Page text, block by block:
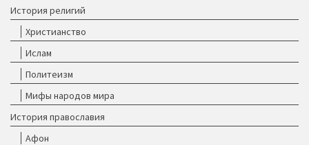
История религий
Христианство
Ислам
Политеизм
Мифы народов мира
История православия
Афон